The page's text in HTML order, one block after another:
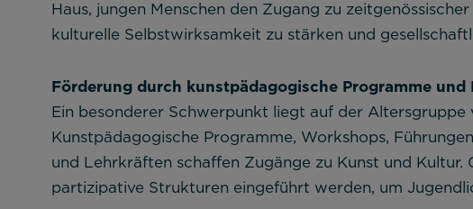
Haus, jungen Menschen den Zugang zu
kulturelle Selbstwirksamkeit zu stärken und
Förderung durch kunstpädagogische Programme und
Ein besonderer Schwerpunkt liegt auf der Altersgruppe
Kunstpädagogische Programme, Workshops,
und Lehrkräften schaffen Zugänge zu Kunst und Kultur.
partizipative Strukturen eingeführt werden, um
Notwendig
Diese werden für die Grundfunktionen der